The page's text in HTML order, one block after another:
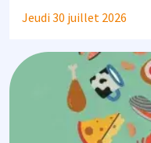
Jeudi 30 juillet 2026
Image